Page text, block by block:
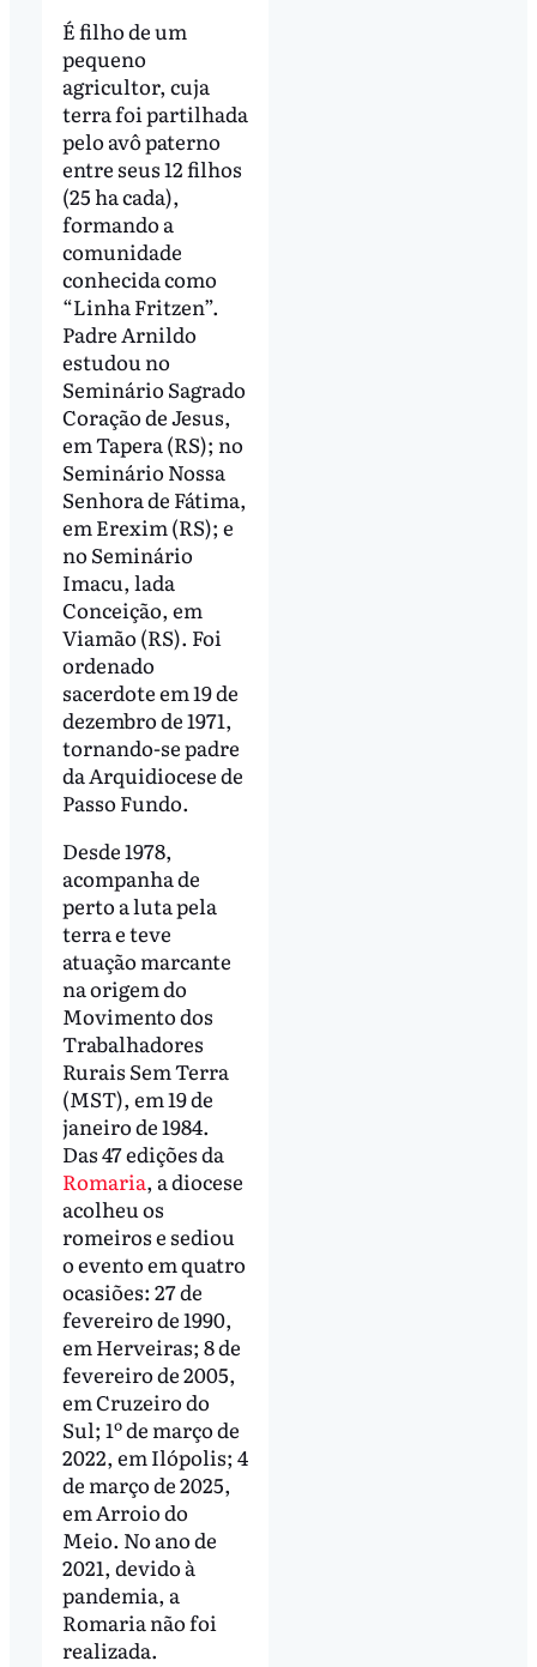
É filho de um
pequeno
agricultor, cuja
terra foi partilhada
pelo avô paterno
entre seus 12 filhos
(25 ha cada),
formando a
comunidade
conhecida como
“Linha Fritzen”.
Padre Arnildo
estudou no
Seminário Sagrado
Coração de Jesus,
em Tapera (RS); no
Seminário Nossa
Senhora de Fátima,
em Erexim (RS); e
no Seminário
Imacu, lada
Conceição, em
Viamão (RS). Foi
ordenado
sacerdote em 19 de
dezembro de 1971,
tornando-se padre
da Arquidiocese de
Passo Fundo.
Desde 1978,
acompanha de
perto a luta pela
terra e teve
atuação marcante
na origem do
Movimento dos
Trabalhadores
Rurais Sem Terra
(MST), em 19 de
janeiro de 1984.
Das 47 edições da
Romaria, a diocese
acolheu os
romeiros e sediou
o evento em quatro
ocasiões: 27 de
fevereiro de 1990,
em Herveiras; 8 de
fevereiro de 2005,
em Cruzeiro do
Sul; 1º de março de
2022, em Ilópolis; 4
de março de 2025,
em Arroio do
Meio. No ano de
2021, devido à
pandemia, a
Romaria não foi
realizada.